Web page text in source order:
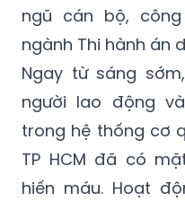
ngũ cán bộ,
ngành Thi hành án
Ngay từ sáng
người lao động
trong hệ thống cơ
TP HCM đã có
hiến máu. Hoạt